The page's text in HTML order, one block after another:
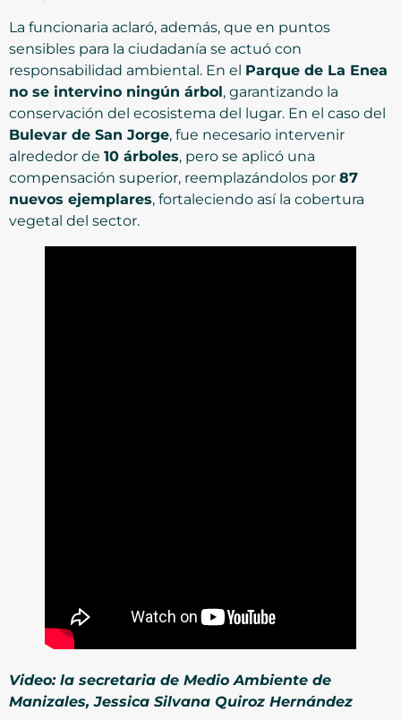
La funcionaria aclaró, además, que en puntos
sensibles para la ciudadanía se actuó con
responsabilidad ambiental. En el Parque de La Enea
no se intervino ningún árbol, garantizando la
conservación del ecosistema del lugar. En el caso del
Bulevar de San Jorge, fue necesario intervenir
alrededor de 10 árboles, pero se aplicó una
compensación superior, reemplazándolos por 87
nuevos ejemplares, fortaleciendo así la cobertura
vegetal del sector.
Video: la secretaria de Medio Ambiente de
Manizales, Jessica Silvana Quiroz Hernández